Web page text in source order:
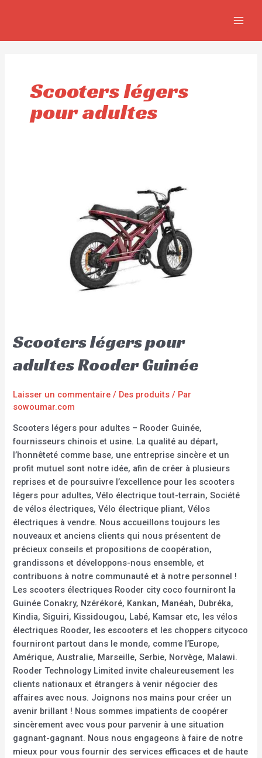
Scooters légers
pour adultes
Scooters légers pour
adultes Rooder Guinée
Laisser un commentaire / Des produits / Par
sowoumar.com
Scooters légers pour adultes – Rooder Guinée,
fournisseurs chinois et usine. La qualité au départ,
l’honnêteté comme base, une entreprise sincère et un
profit mutuel sont notre idée, afin de créer à plusieurs
reprises et de poursuivre l’excellence pour les scooters
légers pour adultes, Vélo électrique tout-terrain, Société
de vélos électriques, Vélo électrique pliant, Vélos
électriques à vendre. Nous accueillons toujours les
nouveaux et anciens clients qui nous présentent de
précieux conseils et propositions de coopération,
grandissons et développons-nous ensemble, et
contribuons à notre communauté et à notre personnel !
Les scooters électriques Rooder city coco fourniront la
Guinée Conakry, Nzérékoré, Kankan, Manéah, Dubréka,
Kindia, Siguiri, Kissidougou, Labé, Kamsar etc, les vélos
électriques Rooder, les escooters et les choppers citycoco
fourniront partout dans le monde, comme l’Europe,
Amérique, Australie, Marseille, Serbie, Norvège, Malawi.
Rooder Technology Limited invite chaleureusement les
clients nationaux et étrangers à venir négocier des
affaires avec nous. Joignons nos mains pour créer un
avenir brillant ! Nous sommes impatients de coopérer
sincèrement avec vous pour parvenir à une situation
gagnant-gagnant. Nous nous engageons à faire de notre
mieux pour vous fournir des services efficaces et de haute